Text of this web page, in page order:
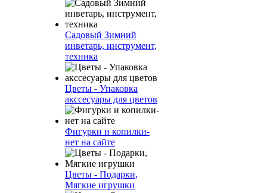
Садовый Зимний
инветарь, инструмент,
техника
Цветы - Упаковка
акссесуары для цветов
Фигурки и копилки-
нет на сайте
Цветы - Подарки,
Мягкие игрушки